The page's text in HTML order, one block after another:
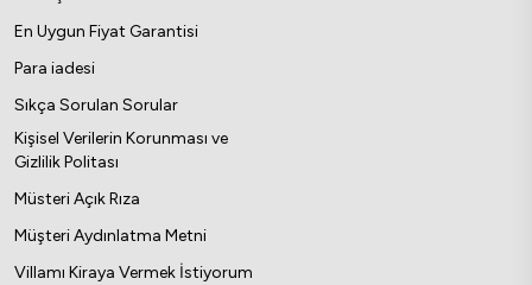
En Uygun Fiyat Garantisi
Para iadesi
Sıkça Sorulan Sorular
Kişisel Verilerin Korunması ve
Gizlilik Politası
Müsteri Açık Rıza
Müşteri Aydınlatma Metni
Villamı Kiraya Vermek İstiyorum